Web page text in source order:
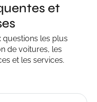
et
questions les plus
de voitures, les
et les services.